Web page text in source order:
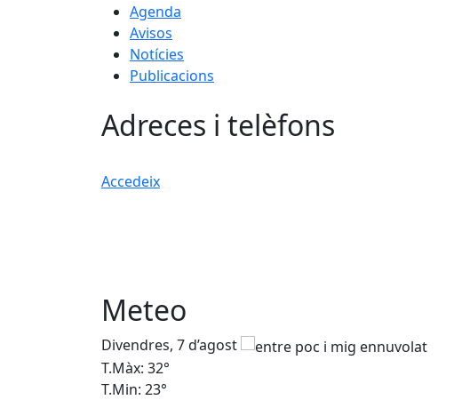
Agenda
Avisos
Notícies
Publicacions
Adreces i telèfons
Accedeix
Meteo
Divendres, 7 d’agost
T.Màx: 32°
T.Min: 23°